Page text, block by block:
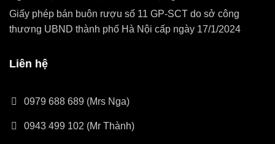
Giấy phép bán buôn rượu số 11 GP-SCT do sở công
thương UBND thành phố Hà Nội cấp ngày 17/1/2024
Liên hệ
0979 688 689 (Mrs Nga)
0943 499 102 (Mr Thành)